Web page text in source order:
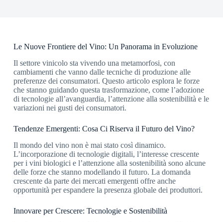
Le Nuove Frontiere del Vino: Un Panorama in Evoluzione
Il settore vinicolo sta vivendo una metamorfosi, con
cambiamenti che vanno dalle tecniche di produzione alle
preferenze dei consumatori. Questo articolo esplora le forze
che stanno guidando questa trasformazione, come l’adozione
di tecnologie all’avanguardia, l’attenzione alla sostenibilità e le
variazioni nei gusti dei consumatori.
Tendenze Emergenti: Cosa Ci Riserva il Futuro del Vino?
Il mondo del vino non è mai stato così dinamico.
L’incorporazione di tecnologie digitali, l’interesse crescente
per i vini biologici e l’attenzione alla sostenibilità sono alcune
delle forze che stanno modellando il futuro. La domanda
crescente da parte dei mercati emergenti offre anche
opportunità per espandere la presenza globale dei produttori.
Innovare per Crescere: Tecnologie e Sostenibilità